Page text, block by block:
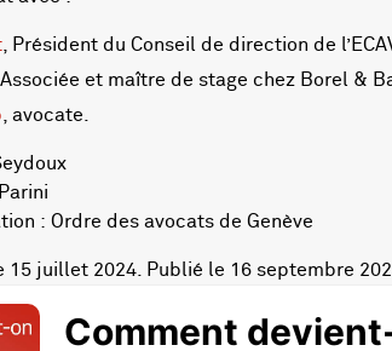
, Président du Conseil de direction de
et maître de stage chez Borel &
, avocate.
: Ordre des avocats de Genève
15 juillet 2024. Publié le 16 septembre